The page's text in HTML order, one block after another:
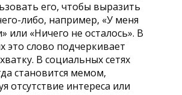
его, чтобы выразить
либо, например, «У меня
или «Ничего не осталось». В
это слово подчеркивает
В социальных сетях
становится мемом,
отсутствие интереса или